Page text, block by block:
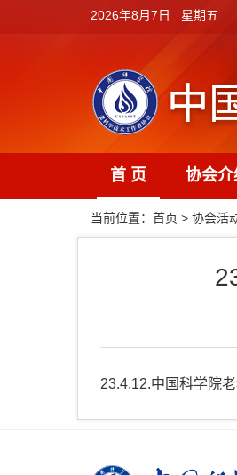
2026年8月7日 星期五
首 页 协会介
当前位置： 首页 > 协会活
23.4.12.中国科学院